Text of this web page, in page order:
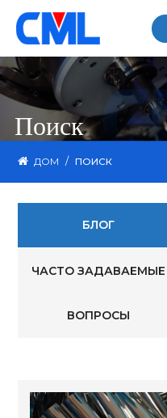
Поиск
ДОМ / ПОИСК
БЛОГ
ЧАСТО ЗАДАВАЕМЫЕ
ВОПРОСЫ